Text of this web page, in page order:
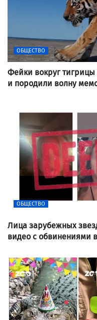
ОБЩЕСТВО
Фейки вокруг тигрицы
и породили волну
ОБЩЕСТВО
Лица зарубежных
видео с обвинениями